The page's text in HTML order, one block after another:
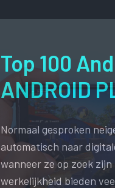
Top 100
ANDROID
Normaal gesproken
automatisch naar
wanneer ze op zoek
werkelijkheid bieden